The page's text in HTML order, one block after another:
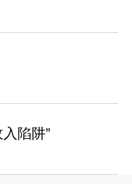
陷阱”